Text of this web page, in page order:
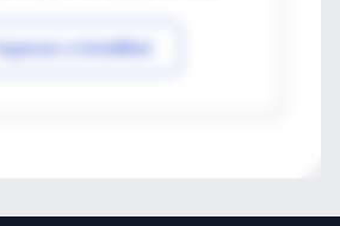
Ingresar a IntraMed